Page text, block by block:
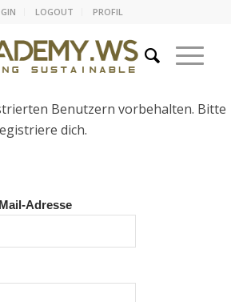
LOGOUT PROFIL
Benutzern vorbehalten. Bitte
dich.
Adresse